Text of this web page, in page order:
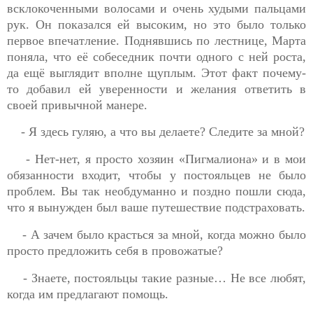
всклокоченными волосами и очень худыми пальцами
рук. Он показался ей высоким, но это было только
первое впечатление. Поднявшись по лестнице, Марта
поняла, что её собеседник почти одного с ней роста,
да ещё выглядит вполне щуплым. Этот факт почему-
то добавил ей уверенности и желания ответить в
своей привычной манере.
- Я здесь гуляю, а что вы делаете? Следите за мной?
- Нет-нет, я просто хозяин «Пигмалиона» и в мои
обязанности входит, чтобы у постояльцев не было
проблем. Вы так необдуманно и поздно пошли сюда,
что я вынужден был ваше путешествие подстраховать.
- А зачем было красться за мной, когда можно было
просто предложить себя в провожатые?
- Знаете, постояльцы такие разные… Не все любят,
когда им предлагают помощь.